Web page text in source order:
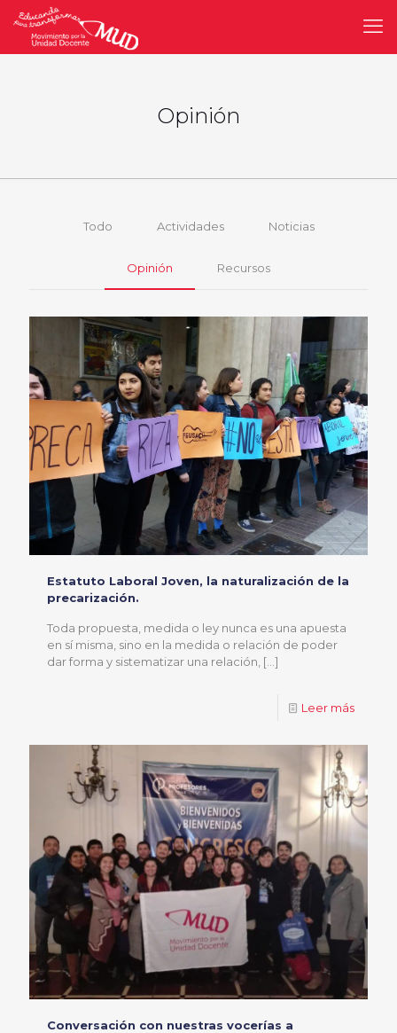
Opinión
Todo Actividades Noticias
Opinión Recursos
Estatuto Laboral Joven, la naturalización de la
precarización.
Toda propuesta, medida o ley nunca es una apuesta
en sí misma, sino en la medida o relación de poder
dar forma y sistematizar una relación, […]
Leer más
Conversación con nuestras vocerías a